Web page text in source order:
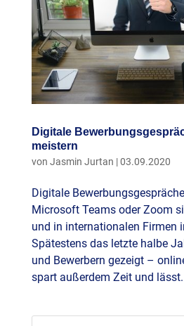
Digitale
meistern
von Jasmin Jurtan |03.09.2020
Digitale
Microsoft Teams oder Zoom
und in internationalen Firmen
Spätestens das letzte halbe
und Bewerbern gezeigt –
spart außerdem Zeit und